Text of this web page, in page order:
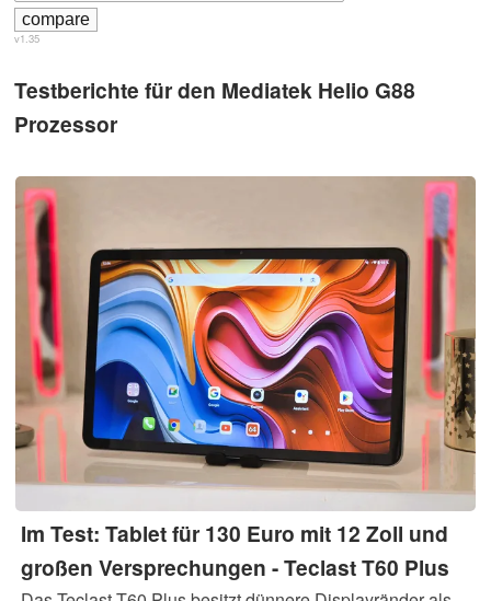
v1.35
Testberichte für den Mediatek Helio G88
Prozessor
Im Test: Tablet für 130 Euro mit 12 Zoll und
großen Versprechungen - Teclast T60 Plus